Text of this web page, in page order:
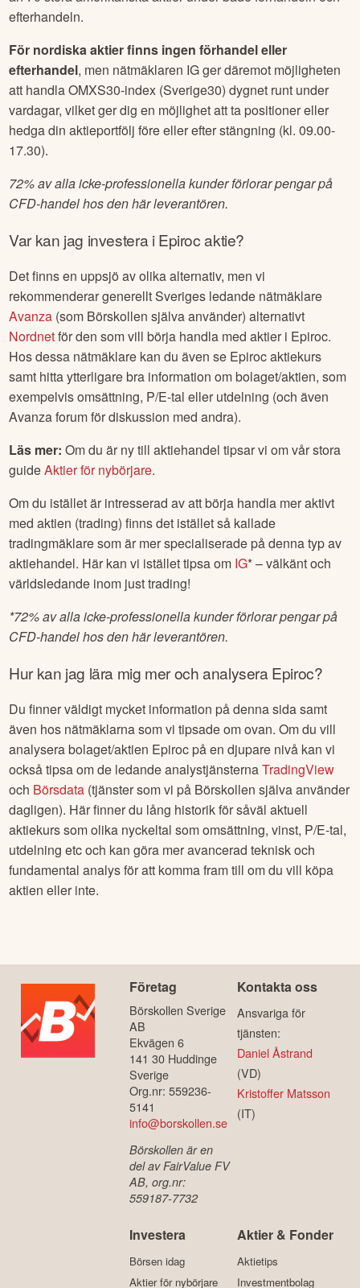
efterhandeln.
För nordiska aktier finns ingen förhandel eller
efterhandel, men nätmäklaren IG ger däremot möjligheten
att handla OMXS30-index (Sverige30) dygnet runt under
vardagar, vilket ger dig en möjlighet att ta positioner eller
hedga din aktieportfölj före eller efter stängning (kl. 09.00-
17.30).
72% av alla icke-professionella kunder förlorar pengar på
CFD-handel hos den här leverantören.
Var kan jag investera iEpirocaktie?
Det finns en uppsjö av olika alternativ, men vi
rekommenderar generellt Sveriges ledande nätmäklare
Avanza (som Börskollen själva använder) alternativt
Nordnetför den som vill börja handla med aktier i Epiroc.
Hos dessa nätmäklare kan du även se Epirocaktiekurs
samt hitta ytterligare bra information om bolaget/aktien, som
exempelvis omsättning, P/E-tal eller utdelning (och även
Avanza forum för diskussion med andra).
Läs mer: Om du är ny till aktiehandel tipsar vi om vår stora
guideAktier för nybörjare.
Om du istället är intresserad av att börja handla mer aktivt
med aktien (trading) finns det istället så kallade
tradingmäklare som är mer specialiserade på denna typ av
aktiehandel. Här kan vi istället tipsa om IG* – välkänt och
världsledande inom just trading!
*72% av alla icke-professionella kunder förlorar pengar på
CFD-handel hos den här leverantören.
Hur kan jag lära mig mer och analyseraEpiroc?
Du finner väldigt mycket information på denna sida samt
även hos nätmäklarna som vi tipsade om ovan. Om du vill
analysera bolaget/aktien Epiroc på en djupare nivå kan vi
också tipsa om de ledande analystjänsternaTradingView
och Börsdata (tjänster som vi på Börskollen själva använder
dagligen). Här finner du lång historik för såväl aktuell
aktiekurs som olika nyckeltal som omsättning, vinst, P/E-tal,
utdelning etc och kan göra mer avancerad teknisk och
fundamental analys för att komma fram till om du vill köpa
aktien eller inte.
Företag
Börskollen Sverige
AB
Ekvägen 6
141 30 Huddinge
Sverige
Org.nr: 559236-
5141
info@borskollen.se
Börskollen är en
del av FairValue FV
AB, org.nr:
559187-7732
Kontakta oss
Ansvariga för
tjänsten:
Daniel Åstrand
(VD)
Kristoffer Matsson
(IT)
Investera
Börsen idag
Aktier för nybörjare
Aktier & Fonder
Aktietips
Investmentbolag